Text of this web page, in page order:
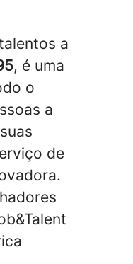
a
, é uma
o
a
de